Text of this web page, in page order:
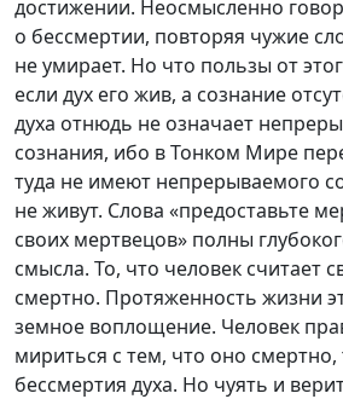
достижении. Неосмысленно
о бессмертии, повторяя чужие
не умирает. Но что пользы от
если дух его жив, а сознание
духа отнюдь не означает
сознания, ибо в Тонком Мире
туда не имеют непрерываемого
не живут. Слова «предоставьте
своих мертвецов» полны
смысла. То, что человек считает
смертно. Протяженность жизни
земное воплощение. Человек
мириться с тем, что оно смертно,
бессмертия духа. Но чуять и